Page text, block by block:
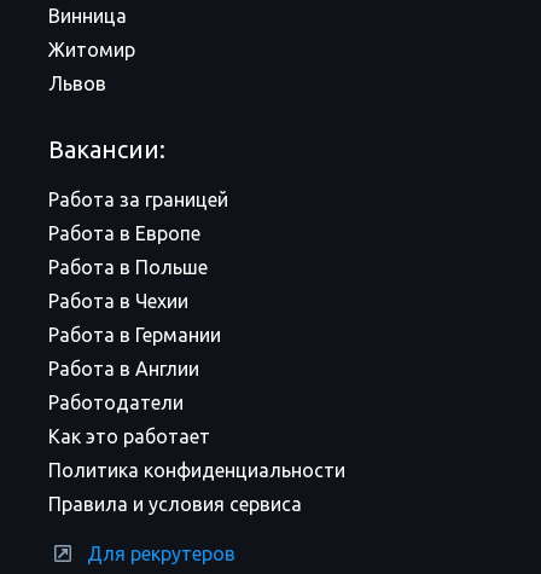
Винница
Житомир
Львов
Вакансии:
Работа за границей
Работа в Европе
Работа в Польше
Работа в Чехии
Работа в Германии
Работа в Англии
Работодатели
Как это работает
Политика конфиденциальности
Правила и условия сервиса
Для рекрутеров